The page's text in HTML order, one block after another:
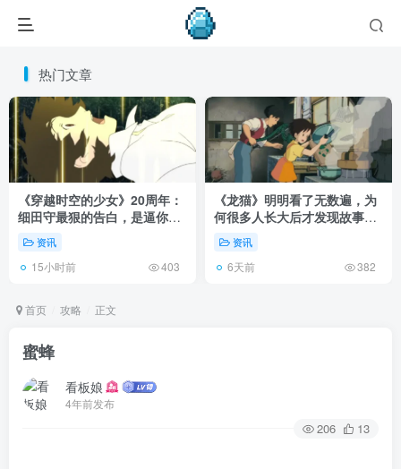
热门文章
《穿越时空的少女》20周年：
细田守最狠的告白，是逼你承
认有些夏天回不去了！
资讯
15小时前 403
《龙猫》明明看了无数遍，为
何很多人长大后才发现故事根
本不在 1988 年！
资讯
6天前 382
首页 攻略 正文
蜜蜂
看板娘
4年前发布
206 13